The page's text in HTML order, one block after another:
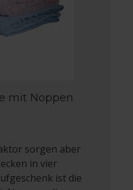
mit Noppen
sorgen aber
in vier
ist die